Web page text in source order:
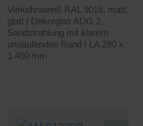
Verkehrsweiß RAL 9016, matt,
glatt | Dekorglas ADG 2,
Sandstrahlung mit klarem
umlaufenden Rand | LA 280 x
1.400 mm